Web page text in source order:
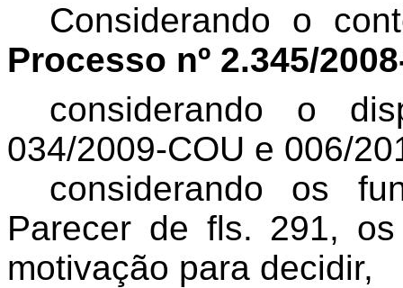
Considerando o
Processo nº 2.345/
considerando o
034/2009-COU e 006/
considerando os
Parecer de fls. 291,
motivação para decidir,